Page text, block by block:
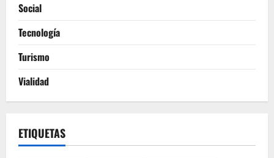
Social
Tecnología
Turismo
Vialidad
ETIQUETAS